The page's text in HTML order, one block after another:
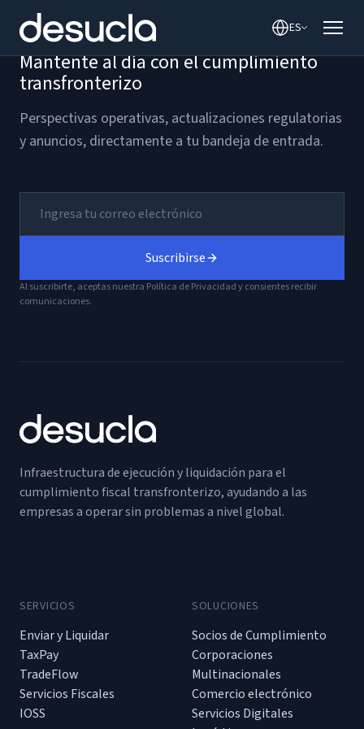
contenido
ES
Mantente al día con el cumplimiento
transfronterizo
Perspectivas operativas, actualizaciones regulatorias
y anuncios, directamente a tu bandeja de entrada.
Suscribirse
Al suscribirte, aceptas nuestra Política de Privacidad y consientes recibir
comunicaciones.
Infraestructura de ejecución y liquidación para el
cumplimiento fiscal transfronterizo, ayudando a las
empresas a operar sin problemas a nivel global.
SERVICIOS
Enviar y Liquidar
TaxPay
TradeFlow
Servicios Fiscales
IOSS
SOLUCIONES
Socios de Cumplimiento
Corporaciones
Multinacionales
Comercio electrónico
Servicios Digitales